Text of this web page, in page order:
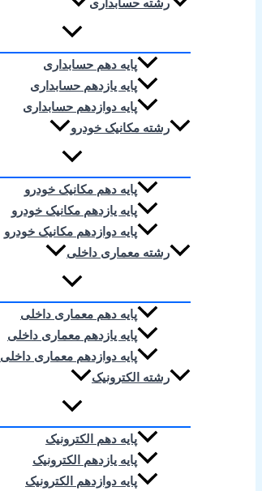
پایه دهم حسابداری
پایه یازدهم حسابداری
پایه دوازدهم حسابداری
رشته مکانیک خودرو
پایه دهم مکانیک خودرو
پایه یازدهم مکانیک خودرو
پایه دوازدهم مکانیک خودرو
رشته معماری داخلی
پایه دهم معماری داخلی
پایه یازدهم معماری داخلی
پایه دوازدهم معماری داخلی
رشته الکترونیک
پایه دهم الکترونیک
پایه یازدهم الکترونیک
پایه دوازدهم الکترونیک